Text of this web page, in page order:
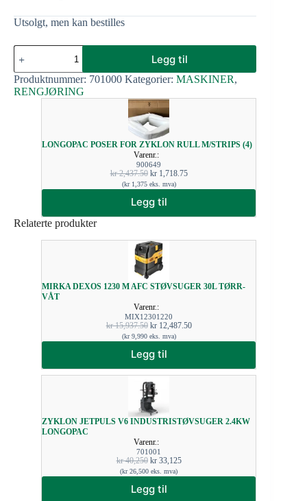
Utsolgt, men kan bestilles
Legg til
Produktnummer: 701000 Kategorier: MASKINER,
RENGJØRING
LONGOPAC POSER FOR ZYKLON RULL M/STRIPS (4)
Varenr.:
900649
kr2,437.50 kr1,718.75
(kr1,375eks. mva)
Legg til
Relaterte produkter
MIRKA DEXOS 1230 M AFC STØVSUGER 30L TØRR-
VÅT
Varenr.:
MIX12301220
kr15,937.50 kr12,487.50
(kr9,990eks. mva)
Legg til
ZYKLON JETPULS V6 INDUSTRISTØVSUGER 2.4KW
LONGOPAC
Varenr.:
701001
kr40,250 kr33,125
(kr26,500 eks. mva)
Legg til